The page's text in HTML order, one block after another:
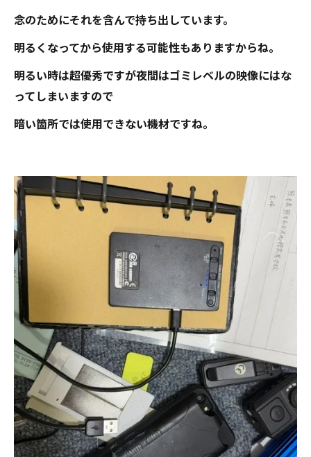
念のためにそれを含んで持ち出しています。
明るくなってから使用する可能性もありますからね。
明るい時は超優秀ですが夜間はゴミレベルの映像にはな
ってしまいますので
暗い箇所では使用できない機材ですね。